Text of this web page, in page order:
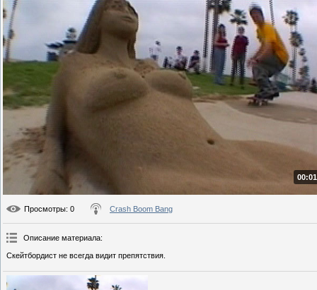
Просмотры: 0 Crash Boom Bang
Описание материала:
Скейтбордист не всегда видит препятствия.